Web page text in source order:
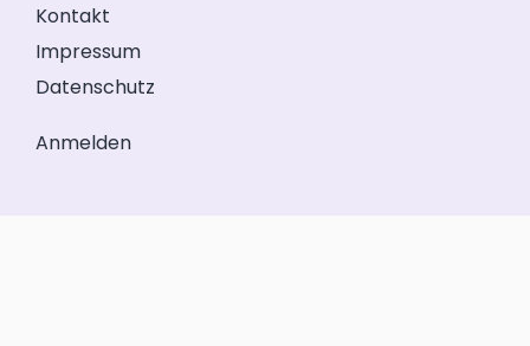
Kontakt
Impressum
Datenschutz
Anmelden